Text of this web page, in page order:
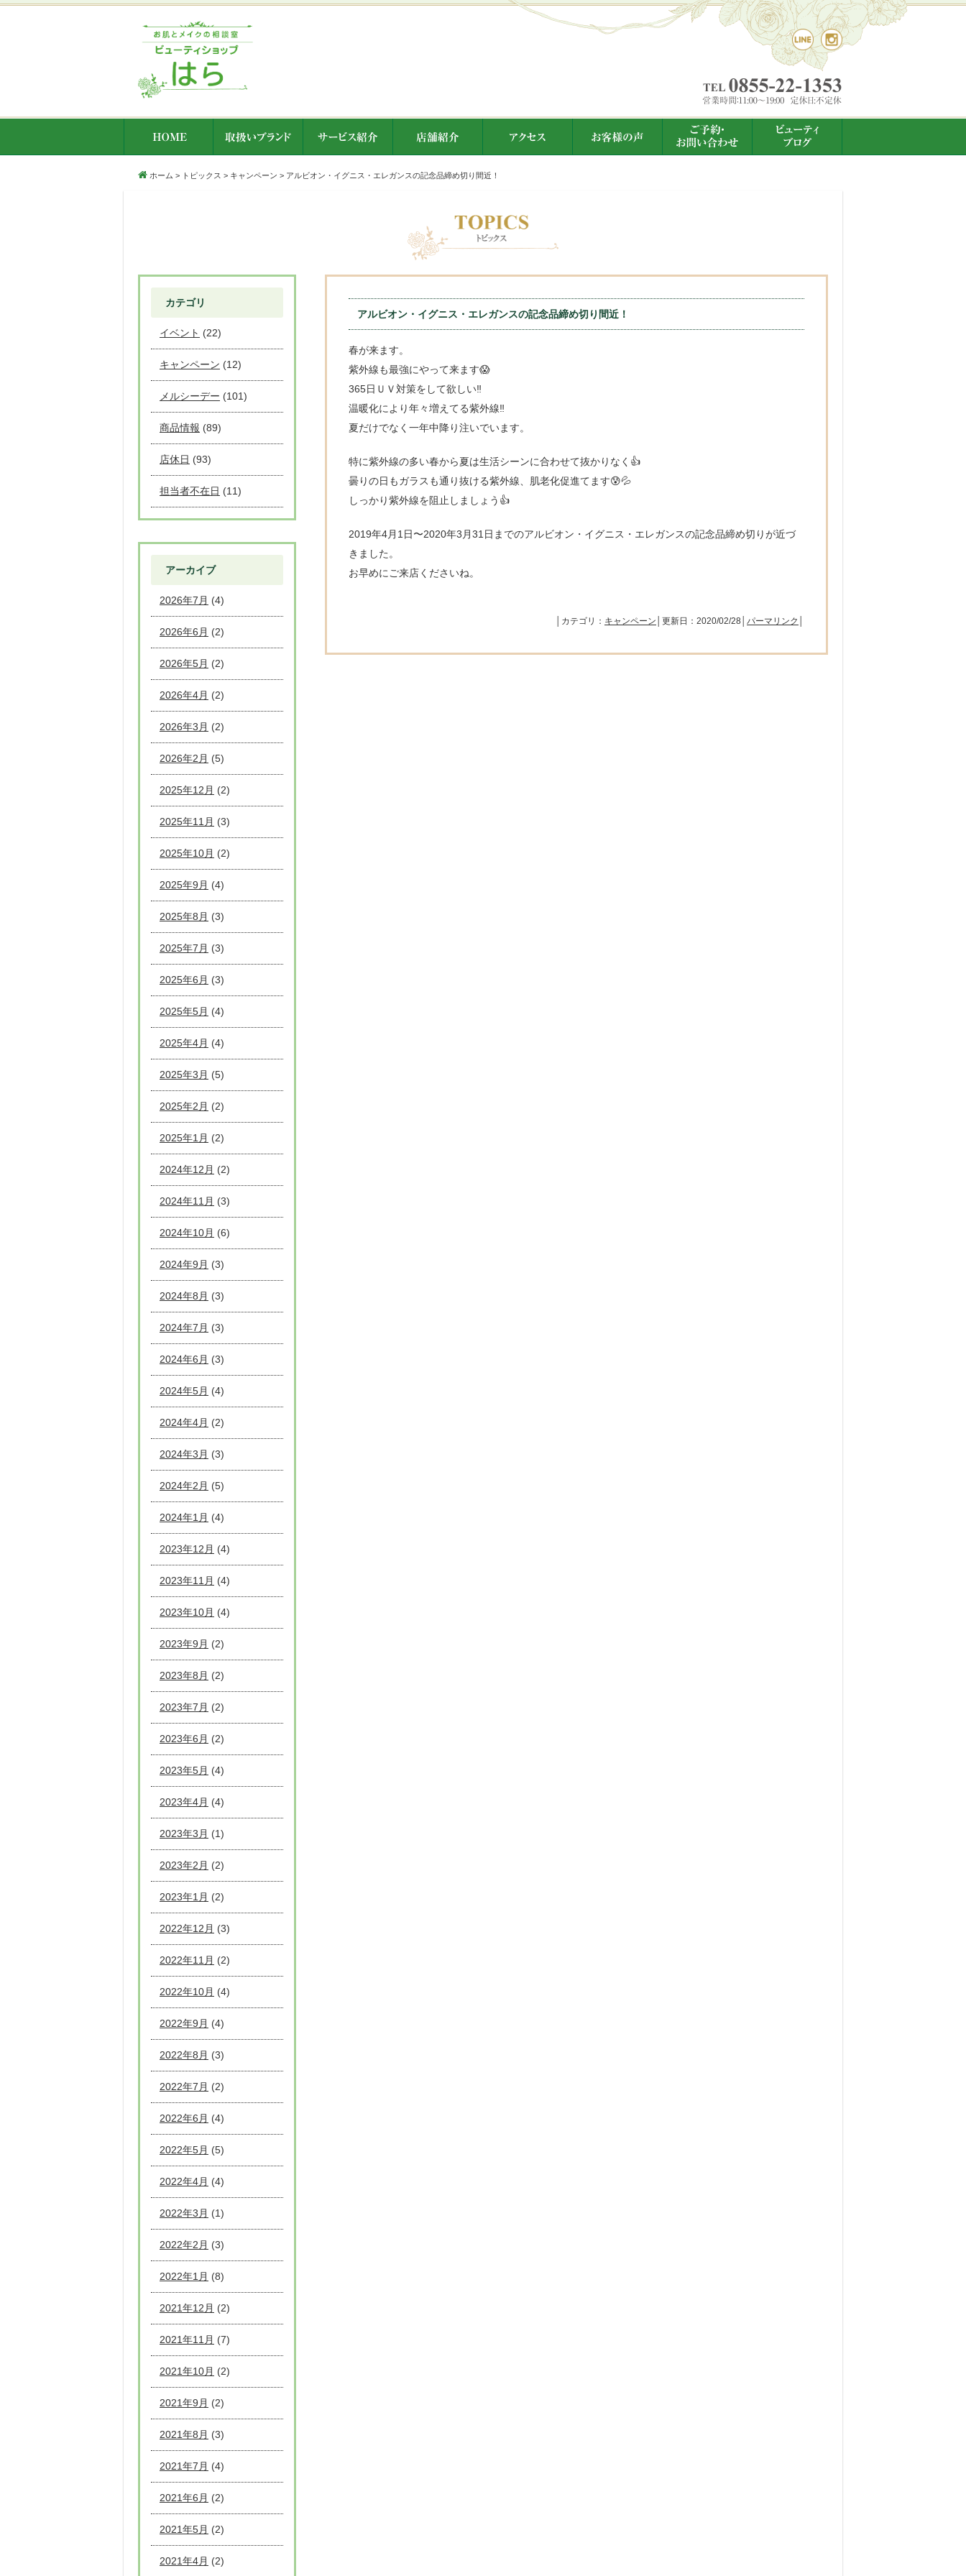
ホーム > トピックス > キャンペーン > アルビオン・イグニス・エレガンスの記念品締め切り間近！
アルビオン・イグニス・エレガンスの記念品締め切り間近！
春が来ます。
紫外線も最強にやって来ます😱
365日ＵＶ対策をして欲しい‼️
温暖化により年々増えてる紫外線‼️
夏だけでなく一年中降り注いでいます。
特に紫外線の多い春から夏は生活シーンに合わせて抜かりなく👍
曇りの日もガラスも通り抜ける紫外線、肌老化促進てます😰💦
しっかり紫外線を阻止しましょう👍
2019年4月1日〜2020年3月31日までのアルビオン・イグニス・エレガンスの記念品締め切りが近づ
きました。
お早めにご来店くださいね。
│カテゴリ： キャンペーン │更新日：2020/02/28│ パーマリンク
カテゴリ
イベント (22)
キャンペーン (12)
メルシーデー (101)
商品情報 (89)
店休日 (93)
担当者不在日 (11)
アーカイブ
2026年7月 (4)
2026年6月 (2)
2026年5月 (2)
2026年4月 (2)
2026年3月 (2)
2026年2月 (5)
2025年12月 (2)
2025年11月 (3)
2025年10月 (2)
2025年9月 (4)
2025年8月 (3)
2025年7月 (3)
2025年6月 (3)
2025年5月 (4)
2025年4月 (4)
2025年3月 (5)
2025年2月 (2)
2025年1月 (2)
2024年12月 (2)
2024年11月 (3)
2024年10月 (6)
2024年9月 (3)
2024年8月 (3)
2024年7月 (3)
2024年6月 (3)
2024年5月 (4)
2024年4月 (2)
2024年3月 (3)
2024年2月 (5)
2024年1月 (4)
2023年12月 (4)
2023年11月 (4)
2023年10月 (4)
2023年9月 (2)
2023年8月 (2)
2023年7月 (2)
2023年6月 (2)
2023年5月 (4)
2023年4月 (4)
2023年3月 (1)
2023年2月 (2)
2023年1月 (2)
2022年12月 (3)
2022年11月 (2)
2022年10月 (4)
2022年9月 (4)
2022年8月 (3)
2022年7月 (2)
2022年6月 (4)
2022年5月 (5)
2022年4月 (4)
2022年3月 (1)
2022年2月 (3)
2022年1月 (8)
2021年12月 (2)
2021年11月 (7)
2021年10月 (2)
2021年9月 (2)
2021年8月 (3)
2021年7月 (4)
2021年6月 (2)
2021年5月 (2)
2021年4月 (2)